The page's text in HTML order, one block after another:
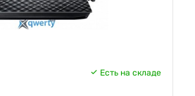
Есть на складе